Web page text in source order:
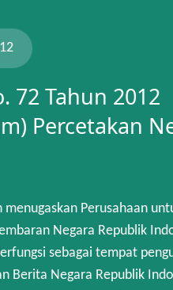
72 Tahun 2012
Percetakan
Perusahaan
Negara Republik
sebagai tempat
Berita Negara Republik